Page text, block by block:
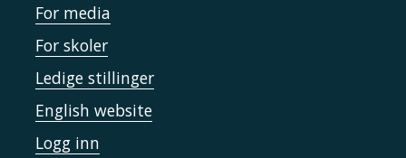
For media
For skoler
Ledige stillinger
English website
Logg inn